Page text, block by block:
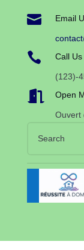
 Email
 Call Us
(123)-
 Open
Ouvert